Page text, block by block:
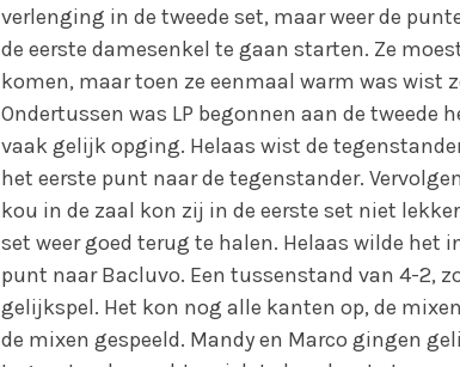
verlenging in de tweede set, maar weer de
de eerste damesenkel te gaan starten. Ze
komen, maar toen ze eenmaal warm was wist
Ondertussen was LP begonnen aan de tweede
vaak gelijk opging. Helaas wist de
het eerste punt naar de tegenstander.
kou in de zaal kon zij in de eerste set niet
set weer goed terug te halen. Helaas wilde het
punt naar Bacluvo. Een tussenstand van 4-2,
gelijkspel. Het kon nog alle kanten op, de
de mixen gespeeld. Mandy en Marco gingen